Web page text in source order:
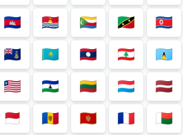
🇰🇭 🇰🇮 🇰🇲 🇰🇳
🇰🇵
🇰🇾 🇰🇿 🇱🇦 🇱🇧
🇱🇨
🇱🇷 🇱🇸 🇱🇹 🇱🇺
🇱🇻
🇲🇨 🇲🇩 🇲🇪 🇲🇫
🇲🇬